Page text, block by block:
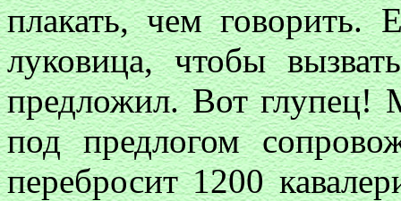
плакать, чем
луковица, чтобы
предложил. Вот глупец!
под предлогом
перебросит 1200